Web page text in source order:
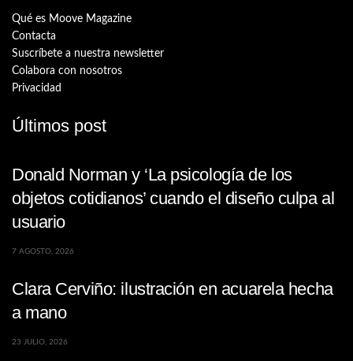
Qué es Moove Magazine
Contacta
Suscríbete a nuestra newsletter
Colabora con nosotros
Privacidad
Últimos post
Donald Norman y ‘La psicología de los
objetos cotidianos’ cuando el diseño culpa al
usuario
7 AGOSTO, 2026
Clara Cerviño: ilustración en acuarela hecha
a mano
23 JULIO, 2026